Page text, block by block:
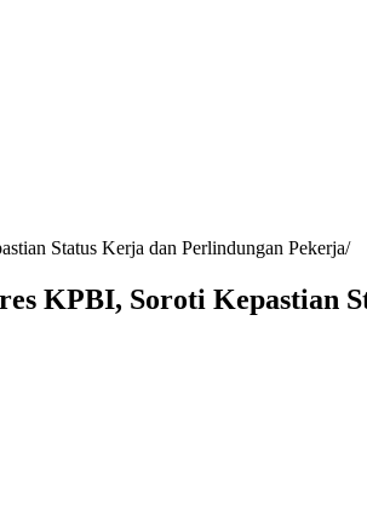
Status Kerja dan Perlindungan Pekerja
KPBI, Soroti Kepastian